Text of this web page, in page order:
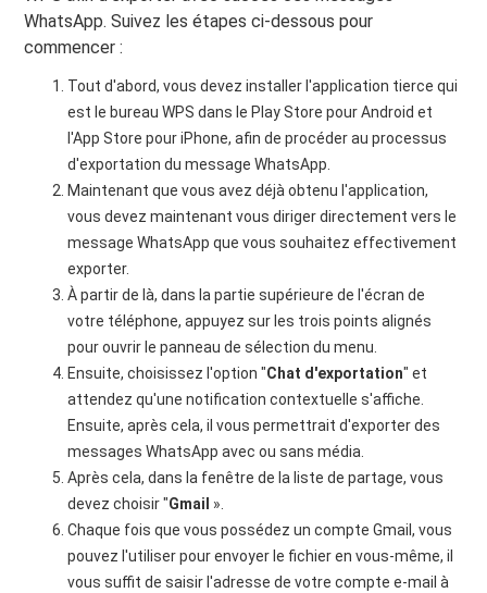
WhatsApp. Suivez les étapes ci-dessous pour
commencer :
Tout d'abord, vous devez installer l'application tierce qui
est le bureau WPS dans le Play Store pour Android et
l'App Store pour iPhone, afin de procéder au processus
d'exportation du message WhatsApp.
Maintenant que vous avez déjà obtenu l'application,
vous devez maintenant vous diriger directement vers le
message WhatsApp que vous souhaitez effectivement
exporter.
À partir de là, dans la partie supérieure de l'écran de
votre téléphone, appuyez sur les trois points alignés
pour ouvrir le panneau de sélection du menu.
Ensuite, choisissez l'option "Chat d'exportation" et
attendez qu'une notification contextuelle s'affiche.
Ensuite, après cela, il vous permettrait d'exporter des
messages WhatsApp avec ou sans média.
Après cela, dans la fenêtre de la liste de partage, vous
devez choisir "Gmail ».
Chaque fois que vous possédez un compte Gmail, vous
pouvez l'utiliser pour envoyer le fichier en vous-même, il
vous suffit de saisir l'adresse de votre compte e-mail à